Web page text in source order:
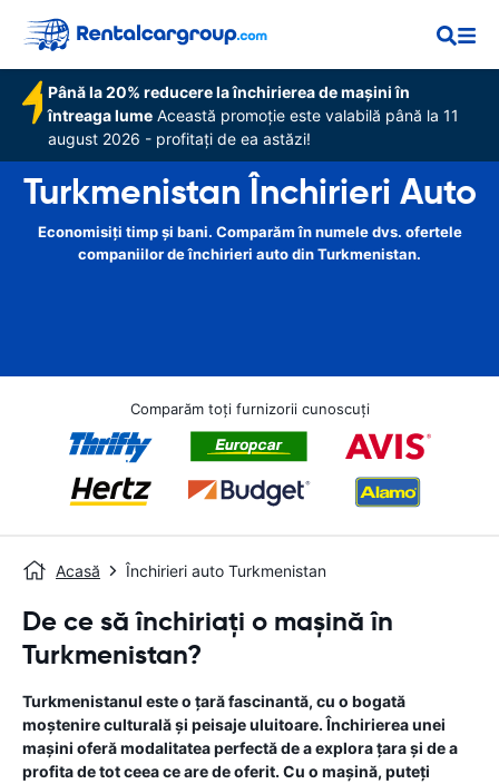
Până la 20% reducere la închirierea de mașini în
întreaga lume Această promoție este valabilă până la 11
august 2026 - profitați de ea astăzi!
Turkmenistan Închirieri Auto
Economisiți timp și bani. Comparăm în numele dvs. ofertele
companiilor de închirieri auto din Turkmenistan.
Comparăm toți furnizorii cunoscuți
Acasă Închirieri auto Turkmenistan
De ce să închiriați o mașină în
Turkmenistan?
Turkmenistanul este o țară fascinantă, cu o bogată
moștenire culturală și peisaje uluitoare. Închirierea unei
mașini oferă modalitatea perfectă de a explora țara și de a
profita de tot ceea ce are de oferit. Cu o mașină, puteți